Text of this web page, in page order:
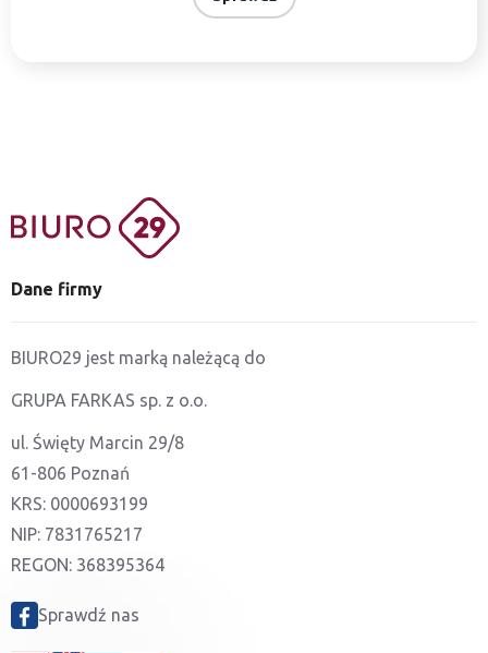
Dane firmy
BIURO29 jest marką należącą do
GRUPA FARKAS sp. z o.o.
ul. Święty Marcin 29/8
61-806 Poznań
KRS: 0000693199
NIP: 7831765217
REGON: 368395364
Sprawdź nas